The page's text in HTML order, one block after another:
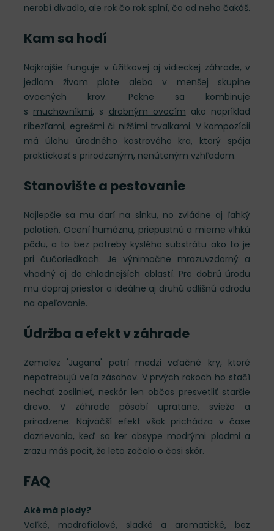
nerobí divadlo, ale rok čo rok splní, čo od neho čakáš.
Kam sa hodí
Najkrajšie funguje v úžitkovej aj vidieckej záhrade, v
jedlom živom plote alebo v menšej skupine
ovocných krov. Pekne sa kombinuje
s muchovníkmi, s drobným ovocím ako napríklad
ríbezľami, egrešmi či nižšími trvalkami. V kompozícii
má úlohu úrodného kostrového kra, ktorý spája
praktickosť s prirodzeným, nenúteným vzhľadom.
Stanovište a pestovanie
Najlepšie sa mu darí na slnku, no zvládne aj ľahký
polotieň. Ocení humóznu, priepustnú a mierne vlhkú
pôdu, a to bez potreby kyslého substrátu ako to je
pri čučoriedkach. Je výnimočne mrazuvzdorný a
vhodný aj do chladnejších oblastí. Pre dobrú úrodu
mu dopraj priestor a ideálne aj druhú odlišnú odrodu
na opeľovanie.
Údržba a efekt v záhrade
Zemolez 'Jugana' patrí medzi vďačné kry, ktoré
nepotrebujú veľa zásahov. V prvých rokoch ho stačí
nechať zosilnieť, neskôr len občas presvetliť staršie
drevo. V záhrade pôsobí upratane, sviežo a
prirodzene. Najväčší efekt však prichádza v čase
dozrievania, keď sa ker obsype modrými plodmi a
zrazu máš pocit, že leto začalo o čosi skôr.
FAQ
Aké má plody?
Veľké, modrofialové, sladké a aromatické, bez